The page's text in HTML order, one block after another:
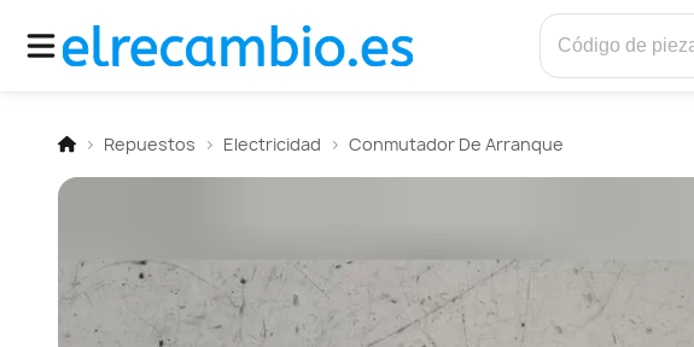
Repuestos Electricidad Conmutador De Arranque